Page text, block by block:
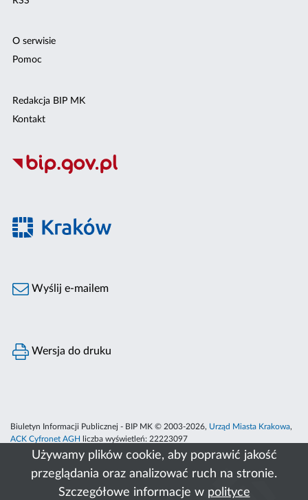
Używamy plików cookie, aby poprawić jakość
przeglądania oraz analizować ruch na stronie.
Szczegółowe informacje w polityce
O serwisie
Pomoc
Redakcja BIP MK
Kontakt
Wyślij e-mailem
Wersja do druku
Biuletyn Informacji Publicznej - BIP MK © 2003-2026, Urząd Miasta Krakowa,
ACK Cyfronet AGH
liczba wyświetleń: 22223097